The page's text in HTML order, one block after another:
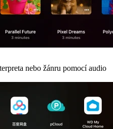
nebo žánru pomocí audio